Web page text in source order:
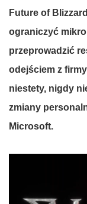
Future of
ograniczyć
przeprowadzić
odejściem z firmy
niestety, nigdy
zmiany
Microsoft.